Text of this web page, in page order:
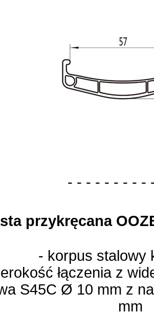
- - - - - - - - -
przykręcana
- korpus stalowy
łączenia z
S45C Ø 10 mm z
mm